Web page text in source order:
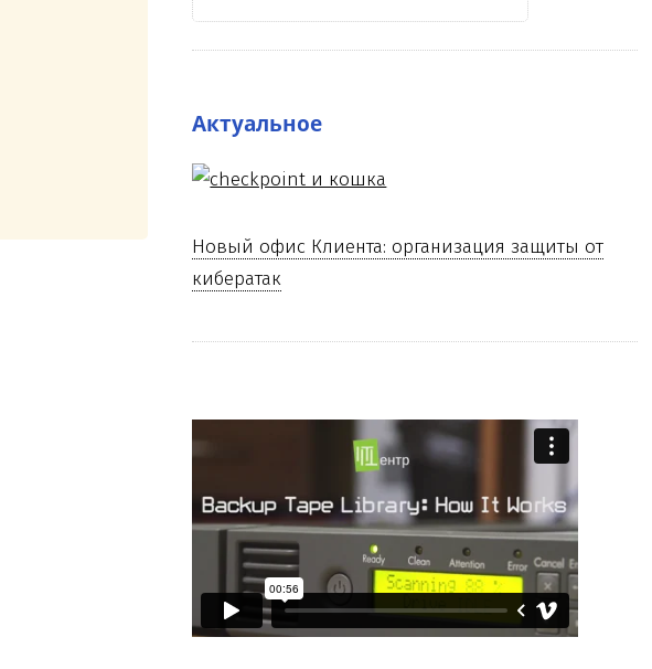
Актуальное
Новый офис Клиента: организация защиты от
кибератак